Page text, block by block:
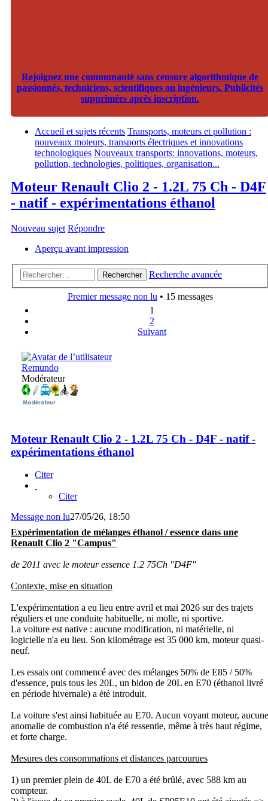
Rejoignez une communauté sans censure algorithmique de
passionnés, techniciens, scientifiques ou ingénieurs. Publicités
supprimées après inscription.
Accueil et sujets récents Transports, moteurs et pollution :
nouveaux moteurs, transports électriques et innovations
technologiques Nouveaux transports: innovations, moteurs,
pollution, technologies, politiques, organisation...
Moteur Renault Clio 2 - 1.2L 75 Ch - D4F
- natif - expérimentations éthanol
Nouveau sujet Répondre
Aperçu avant impression
Rechercher Recherche avancée
Premier message non lu • 15 messages
1
2
Suivant
Remundo
Modérateur
Moteur Renault Clio 2 - 1.2L 75 Ch - D4F - natif -
expérimentations éthanol
Citer
Citer
Message non lu27/05/26, 18:50
Expérimentation de mélanges éthanol / essence dans une
Renault Clio 2 "Campus"
de 2011 avec le moteur essence 1.2 75Ch "D4F"
Contexte, mise en situation
L'expérimentation a eu lieu entre avril et mai 2026 sur des trajets
réguliers et une conduite habituelle, ni molle, ni sportive.
La voiture est native : aucune modification, ni matérielle, ni
logicielle n'a eu lieu. Son kilométrage est 35 000 km, moteur quasi-
neuf.
Les essais ont commencé avec des mélanges 50% de E85 / 50%
d'essence, puis tous les 20L, un bidon de 20L en E70 (éthanol livré
en période hivernale) a été introduit.
La voiture s'est ainsi habituée au E70. Aucun voyant moteur, aucune
anomalie de combustion n'a été ressentie, même à très haut régime,
et forte charge.
Mesures des consommations et distances parcourues
1) un premier plein de 40L de E70 a été brûlé, avec 588 km au
compteur.